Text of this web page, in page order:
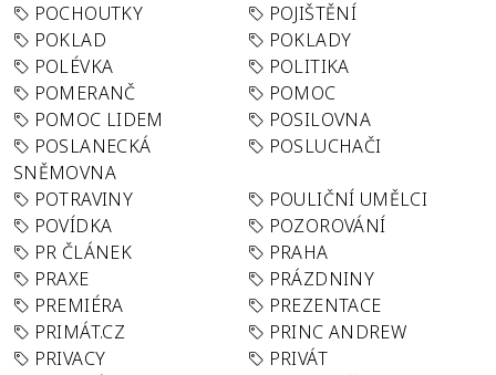
POCHOUTKY
POJIŠTĚNÍ
POKLAD
POKLADY
POLÉVKA
POLITIKA
POMERANČ
POMOC
POMOC LIDEM
POSILOVNA
POSLANECKÁ
SNĚMOVNA
POSLUCHAČI
POTRAVINY
POULIČNÍ UMĚLCI
POVÍDKA
POZOROVÁNÍ
PR ČLÁNEK
PRAHA
PRAXE
PRÁZDNINY
PREMIÉRA
PREZENTACE
PRIMÁT.CZ
PRINC ANDREW
PRIVACY
PRIVÁT